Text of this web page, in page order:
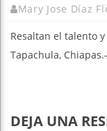
Mary Jose Díaz
Resaltan el talento
Tapachula,
DEJA UNA